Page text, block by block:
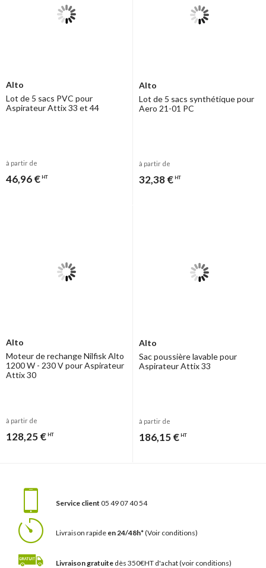
Alto
Lot de 5 sacs PVC pour
Aspirateur Attix 33 et 44
à partir de
46,96 € HT
Alto
Lot de 5 sacs synthétique pour
Aero 21-01 PC
à partir de
32,38 € HT
Alto
Moteur de rechange Nilfisk Alto
1200 W - 230 V pour Aspirateur
Attix 30
à partir de
128,25 € HT
Alto
Sac poussière lavable pour
Aspirateur Attix 33
à partir de
186,15 € HT
Service client 05 49 07 40 54
Livraison rapide en 24/48h*(Voir conditions)
Livraison gratuite dès 350€HT d'achat(voir conditions)